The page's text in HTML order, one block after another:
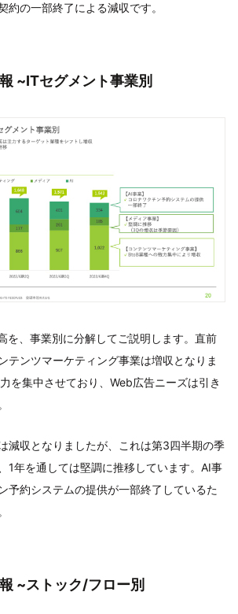
約の一部終了による減収です。
~ITセグメント事業別
を、事業別に分解してご説明します。直前
テンツマーケティング事業は増収となりま
を集中させており、Web広告ニーズは引き
減収となりましたが、これは第3四半期の季
1年を通しては堅調に推移しています。AI事
予約システムの提供が一部終了しているた
~ストック/フロー別